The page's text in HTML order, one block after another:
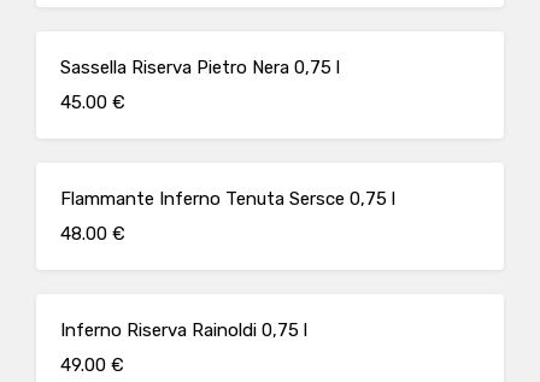
Sassella Riserva Pietro Nera 0,75 l
45.00 €
Flammante Inferno Tenuta Sersce 0,75 l
48.00 €
Inferno Riserva Rainoldi 0,75 l
49.00 €